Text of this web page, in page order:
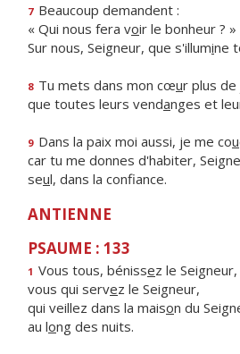
7 Beaucoup demandent :
« Qui nous fera voir le bonheur ?
Sur nous, Seigneur, que s'illumine
8 Tu mets dans mon cœur plus de
que toutes leurs vendanges et
9 Dans la paix moi aussi, je me cou
car tu me donnes d'habiter,
seul, dans la confiance.
ANTIENNE
PSAUME : 133
1 Vous tous, bénissez le Seigneur,
vous qui servez le Seigneur,
qui veillez dans la maison du
au long des nuits.